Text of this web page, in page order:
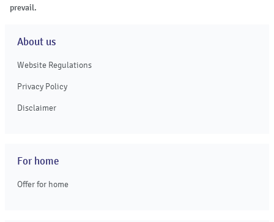
prevail.
About us
Website Regulations
Privacy Policy
Disclaimer
For home
Offer for home